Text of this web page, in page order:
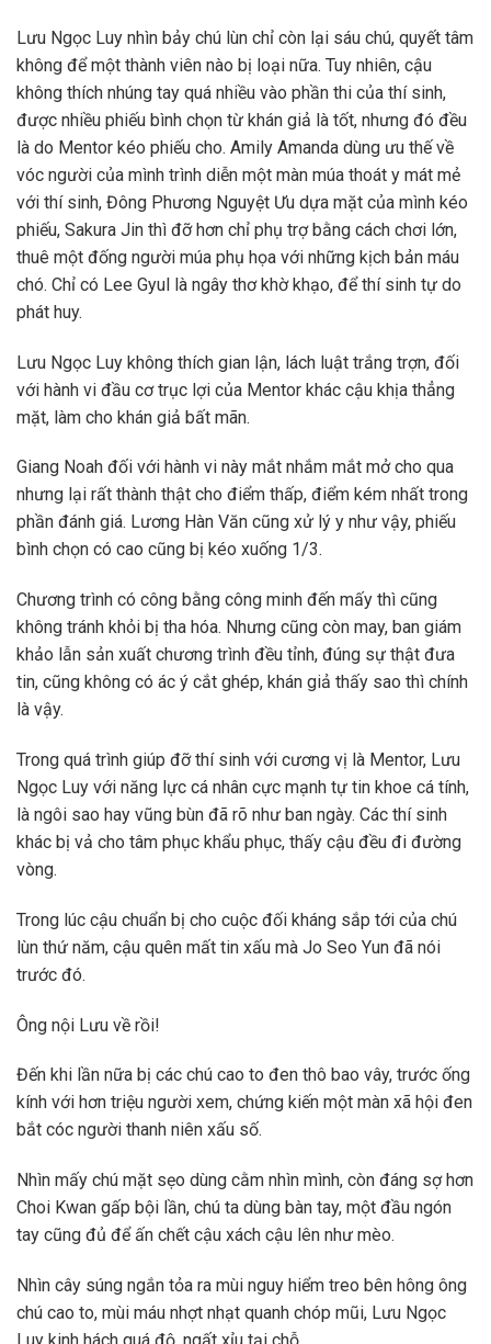
Lưu Ngọc Luy nhìn bảy chú lùn chỉ còn lại sáu chú, quyết tâm
không để một thành viên nào bị loại nữa. Tuy nhiên, cậu
không thích nhúng tay quá nhiều vào phần thi của thí sinh,
được nhiều phiếu bình chọn từ khán giả là tốt, nhưng đó đều
là do Mentor kéo phiếu cho. Amily Amanda dùng ưu thế về
vóc người của mình trình diễn một màn múa thoát y mát mẻ
với thí sinh, Đông Phương Nguyệt Ưu dựa mặt của mình kéo
phiếu, Sakura Jin thì đỡ hơn chỉ phụ trợ bằng cách chơi lớn,
thuê một đống người múa phụ họa với những kịch bản máu
chó. Chỉ có Lee Gyul là ngây thơ khờ khạo, để thí sinh tự do
phát huy.
Lưu Ngọc Luy không thích gian lận, lách luật trắng trợn, đối
với hành vi đầu cơ trục lợi của Mentor khác cậu khịa thẳng
mặt, làm cho khán giả bất mãn.
Giang Noah đối với hành vi này mắt nhắm mắt mở cho qua
nhưng lại rất thành thật cho điểm thấp, điểm kém nhất trong
phần đánh giá. Lương Hàn Văn cũng xử lý y như vậy, phiếu
bình chọn có cao cũng bị kéo xuống 1/3.
Chương trình có công bằng công minh đến mấy thì cũng
không tránh khỏi bị tha hóa. Nhưng cũng còn may, ban giám
khảo lẫn sản xuất chương trình đều tỉnh, đúng sự thật đưa
tin, cũng không có ác ý cắt ghép, khán giả thấy sao thì chính
là vậy.
Trong quá trình giúp đỡ thí sinh với cương vị là Mentor, Lưu
Ngọc Luy với năng lực cá nhân cực mạnh tự tin khoe cá tính,
là ngôi sao hay vũng bùn đã rõ như ban ngày. Các thí sinh
khác bị vả cho tâm phục khẩu phục, thấy cậu đều đi đường
vòng.
Trong lúc cậu chuẩn bị cho cuộc đối kháng sắp tới của chú
lùn thứ năm, cậu quên mất tin xấu mà Jo Seo Yun đã nói
trước đó.
Ông nội Lưu về rồi!
Đến khi lần nữa bị các chú cao to đen thô bao vây, trước ống
kính với hơn triệu người xem, chứng kiến một màn xã hội đen
bắt cóc người thanh niên xấu số.
Nhìn mấy chú mặt sẹo dùng cằm nhìn mình, còn đáng sợ hơn
Choi Kwan gấp bội lần, chú ta dùng bàn tay, một đầu ngón
tay cũng đủ để ấn chết cậu xách cậu lên như mèo.
Nhìn cây súng ngắn tỏa ra mùi nguy hiểm treo bên hông ông
chú cao to, mùi máu nhợt nhạt quanh chóp mũi, Lưu Ngọc